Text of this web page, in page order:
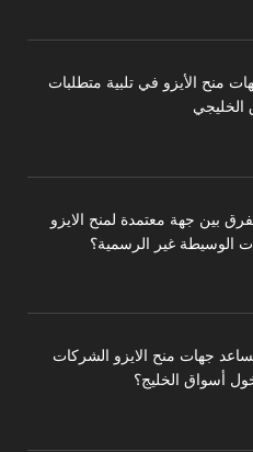
منح الأيزو في تلبية متطلبات
الخليجي
بين جهة معتمدة لمنح الايزو
الوسيطة غير الرسمية؟
جهات منح الايزو الشركات
أسواق الخليج؟